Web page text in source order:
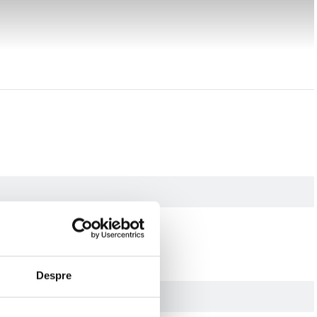
Despre